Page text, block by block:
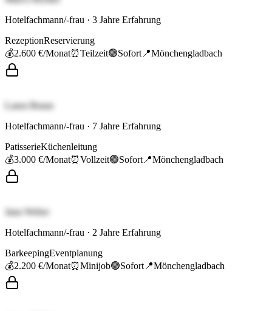
Hotelfachmann/-frau · 3 Jahre Erfahrung
RezeptionReservierung
💰2.600 €/Monat⏰Teilzeit🟢Sofort 📍Mönchengladbach
Laura Braun
Hotelfachmann/-frau · 7 Jahre Erfahrung
PatisserieKüchenleitung
💰3.000 €/Monat⏰Vollzeit🟢Sofort 📍Mönchengladbach
Jana Weber
Hotelfachmann/-frau · 2 Jahre Erfahrung
BarkeepingEventplanung
💰2.200 €/Monat⏰Minijob🟢Sofort 📍Mönchengladbach